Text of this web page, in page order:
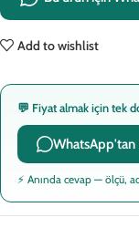
Add to wishlist
💬 Fiyat almak için tek
WhatsApp'tan
⚡ Anında cevap — ölçü,